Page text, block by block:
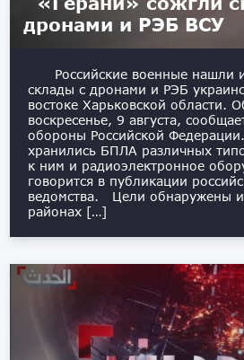
дронами и РЭБ ВСУ
Российские военные нашли
склады с дронами и РЭБ
востоке Харьковской области.
воскресенье, 9 августа,
обороны Российской
хранились БПЛА различных
к ним и радиоэлектронное
говорится в публикации
ведомства. Цели обнаружены
районах […]